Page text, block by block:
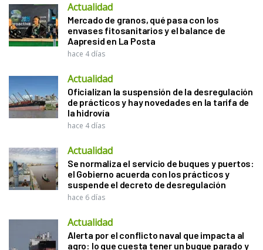
Actualidad
Mercado de granos, qué pasa con los
envases fitosanitarios y el balance de
Aapresid en La Posta
hace 4 días
Actualidad
Oficializan la suspensión de la desregulación
de prácticos y hay novedades en la tarifa de
la hidrovía
hace 4 días
Actualidad
Se normaliza el servicio de buques y puertos:
el Gobierno acuerda con los prácticos y
suspende el decreto de desregulación
hace 6 días
Actualidad
Alerta por el conflicto naval que impacta al
agro: lo que cuesta tener un buque parado y